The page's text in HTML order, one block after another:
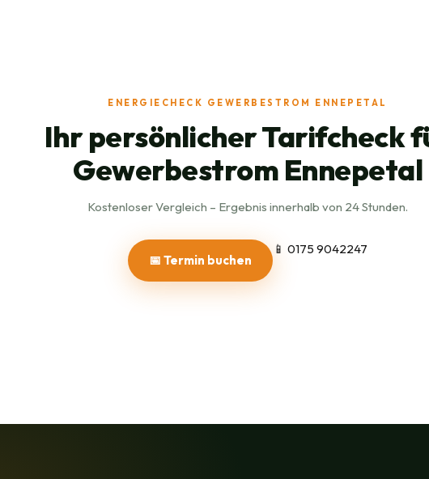
ENERGIECHECK GEWERBESTROM ENNEPETAL
Ihr persönlicher Tarifcheck
Gewerbestrom Ennepetal
Kostenloser Vergleich – Ergebnis innerhalb von 24 Stunden.
📅 Termin buchen
📱 0175 9042247